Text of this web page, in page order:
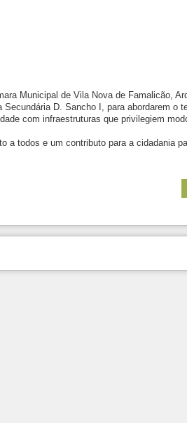
Municipal de Vila Nova de Famalicão,
D. Sancho I, para abordarem o
com infraestruturas que privilegiem
a todos e um contributo para a cidadania